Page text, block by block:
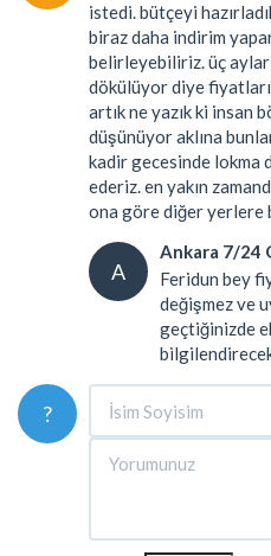
istedi. bütçeyi
biraz daha indirim
belirleyebiliriz. üç aylar
dökülüyor diye
artık ne yazık ki insan
düşünüyor aklına
kadir gecesinde lokma
ederiz. en yakın
ona göre diğer yerlere
A
Ankara 7/24
Feridun bey
değişmez ve
geçtiğinizde
?